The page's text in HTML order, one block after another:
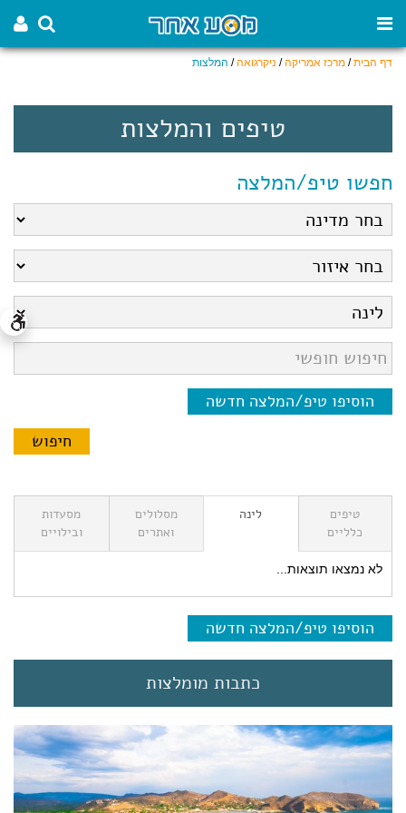
דף הבית/ מרכז אמריקה/ ניקרגואה/ המלצות
טיפים והמלצות
חפשו טיפ/המלצה
הוסיפו טיפ/המלצה חדשה
טיפים
כלליים
לינה
מסלולים
ואתרים
מסעדות
ובילויים
לא נמצאו תוצאות...
הוסיפו טיפ/המלצה חדשה
כתבות מומלצות